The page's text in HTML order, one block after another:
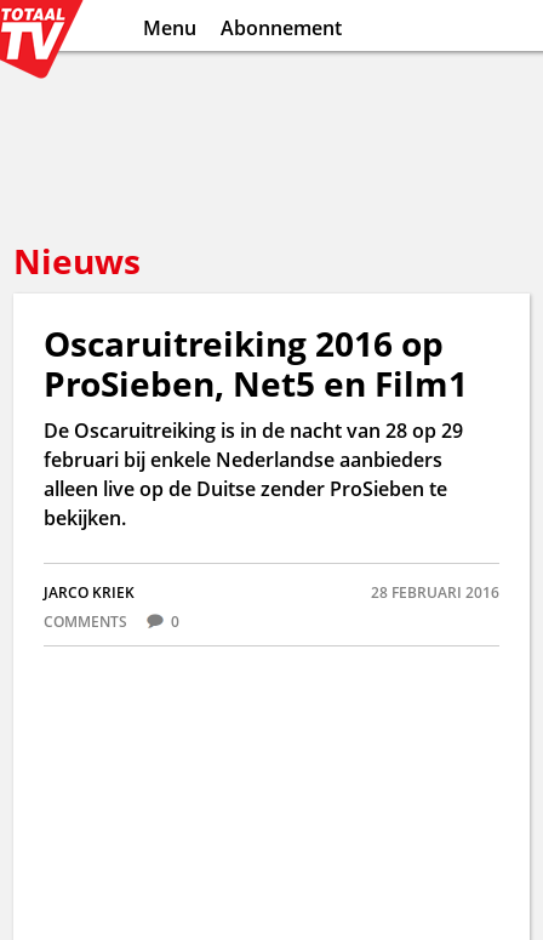
Menu Abonnement
Nieuws
Oscaruitreiking 2016 op
ProSieben, Net5 en Film1
De Oscaruitreiking is in de nacht van 28 op 29
februari bij enkele Nederlandse aanbieders
alleen live op de Duitse zender ProSieben te
bekijken.
JARCO KRIEK
28 FEBRUARI 2016
COMMENTS
0